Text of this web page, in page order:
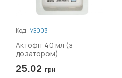
Код: УЗ003
Актофіт 40 мл (з
дозатором)
25.02 грн